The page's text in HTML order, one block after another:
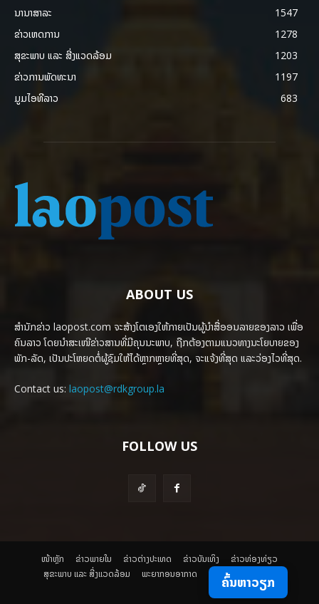
ນານາສາລະ
1547
ຂ່າວເຫດການ
1278
ສຸຂະພາບ ແລະ ສີ່ງແວດລ້ອມ
1203
ຂ່າວການພັດທະນາ
1197
ມູມໄອທີລາວ
683
ABOUT US
ສຳນັກຂ່າວ laopost.com ຈະສ້າງໂຕເອງໃຫ້ກາຍເປັນຜູ້ນຳສື່ອອນລາຍຂອງລາວ ເພື່ອ
ຄົນລາວ ໂດຍນຳສະເໜີຂ່າວສານທີ່ມີຄຸນນະພາບ, ຖືກຕ້ອງຕາມແນວທາງນະໂຍບາຍຂອງ
ພັກ-ລັດ, ເປັນປະໂຫຍດຕໍ່ຜູ້ຊົມໃຫ້ໄດ້ຫຼາກຫຼາຍທີ່ສຸດ, ຈະແຈ້ງທີ່ສຸດ ແລະວ່ອງໄວທີ່ສຸດ.
Contact us: laopost@rdkgroup.la
FOLLOW US
ໜ້າຫຼັກ ຂ່າວພາຍ​ໃນ ຂ່າວຕ່າງປະເທດ ​ຂ່າວບັນເທິງ
​ຂ່າວທ່ອງທ່ຽວ
ສຸຂະພາບ ແລະ ສີ່ງແວດລ້ອມ
ພະຍາກອນອາກາດ ຄົ້ນຫາວຽກ